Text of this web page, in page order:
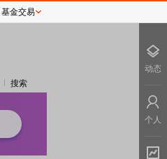
搜索
基金交易
动态
个人